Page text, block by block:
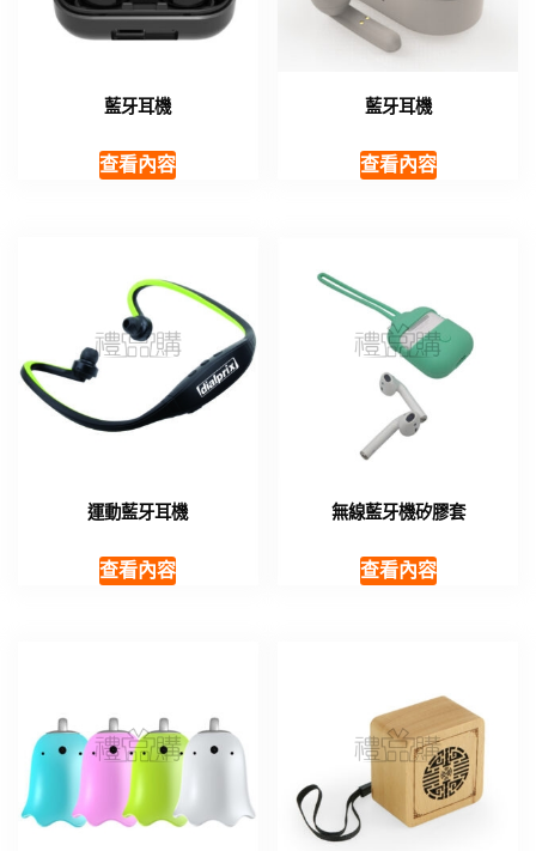
藍牙耳機
查看內容
藍牙耳機
查看內容
運動藍牙耳機
查看內容
無線藍牙機矽膠套
查看內容